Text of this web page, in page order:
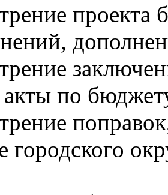
проекта
по
городского